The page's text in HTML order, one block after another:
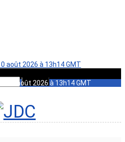
août 2026 à 13h14 GMT
: 10 août 2026 à 13h14 GMT